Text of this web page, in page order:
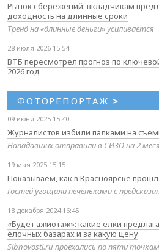
Рынок сбережений: вкладчикам
доходность на длинные сроки
Тренд на «длинные деньги» усиливается
28 июля 2026 15:54
ВТБ пересмотрел прогноз по
2026 год
ФОТОРЕПОРТАЖ >
09 июня 2025 15:40
Журналистов избили палками на
Нападавших отправили в СИЗО на 2
19 мая 2025 15:15
Показываем, как в Красноярске
Гостей угощали печеньками с
18 декабря 2024 16:45
«Будет ажиотаж»: какие елки
елочных базарах и за какую цену
Sibnovosti.ru проехались по пяти